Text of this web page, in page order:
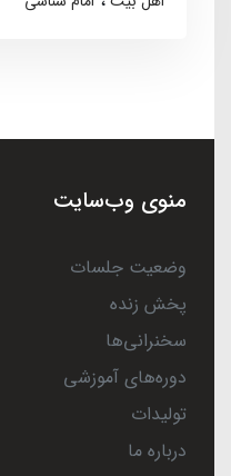
منوی وب‌سایت
وضعیت جلسات
پخش زنده
سخنرانی‌ها
دوره‌های آموزشی
تولیدات
درباره ما